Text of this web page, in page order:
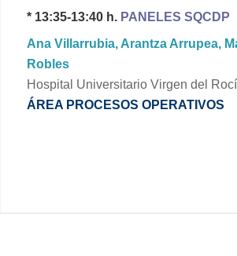
* 13:35-13:40 h.PANELES SQCDP
Ana Villarrubia, Arantza Arrupea,
Robles
Hospital Universitario Virgen del
ÁREA PROCESOS OPERATIVOS